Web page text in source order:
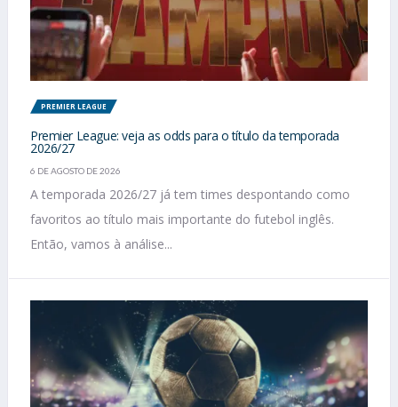
PREMIER LEAGUE
Premier League: veja as odds para o título da temporada
2026/27
6 DE AGOSTO DE 2026
A temporada 2026/27 já tem times despontando como
favoritos ao título mais importante do futebol inglês.
Então, vamos à análise...